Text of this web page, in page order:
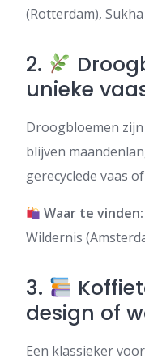
(Rotterdam),
2.
unieke
Droogbloemen
blijven
gerecyclede vaas
Waar te vinden:
Wildernis
3.
design of
Een klassieker